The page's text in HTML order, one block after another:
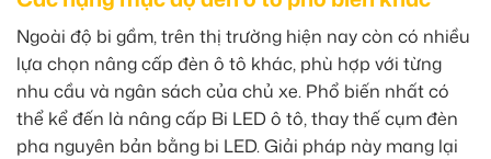
Ngoài độ bi gầm, trên thị trường hiện nay còn có nhiều
lựa chọn nâng cấp đèn ô tô khác, phù hợp với từng
nhu cầu và ngân sách của chủ xe. Phổ biến nhất có
thể kể đến là nâng cấp Bi LED ô tô, thay thế cụm đèn
pha nguyên bản bằng bi LED. Giải pháp này mang lại